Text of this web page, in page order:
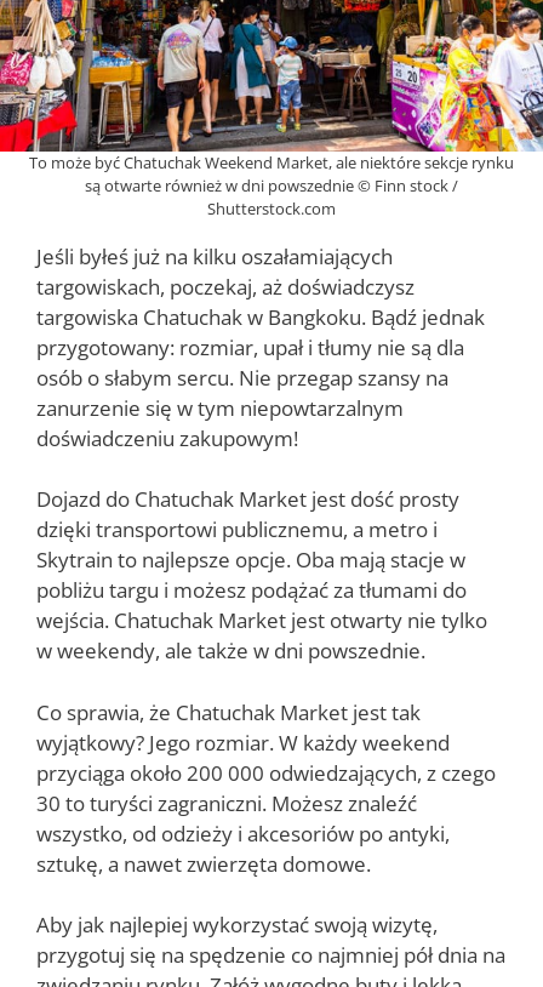
To może być Chatuchak Weekend Market, ale niektóre sekcje rynku
są otwarte również w dni powszednie © Finn stock /
Shutterstock.com
Jeśli byłeś już na kilku oszałamiających
targowiskach, poczekaj, aż doświadczysz
targowiska Chatuchak w Bangkoku. Bądź jednak
przygotowany: rozmiar, upał i tłumy nie są dla
osób o słabym sercu. Nie przegap szansy na
zanurzenie się w tym niepowtarzalnym
doświadczeniu zakupowym!
Dojazd do Chatuchak Market jest dość prosty
dzięki transportowi publicznemu, a metro i
Skytrain to najlepsze opcje. Oba mają stacje w
pobliżu targu i możesz podążać za tłumami do
wejścia. Chatuchak Market jest otwarty nie tylko
w weekendy, ale także w dni powszednie.
Co sprawia, że Chatuchak Market jest tak
wyjątkowy? Jego rozmiar. W każdy weekend
przyciąga około 200 000 odwiedzających, z czego
30 to turyści zagraniczni. Możesz znaleźć
wszystko, od odzieży i akcesoriów po antyki,
sztukę, a nawet zwierzęta domowe.
Aby jak najlepiej wykorzystać swoją wizytę,
przygotuj się na spędzenie co najmniej pół dnia na